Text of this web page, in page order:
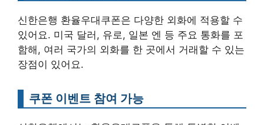
신한은행 환율우대쿠폰은 다양한 외화에 적용할 수
있어요. 미국 달러, 유로, 일본 엔 등 주요 통화를 포
함해, 여러 국가의 외화를 한 곳에서 거래할 수 있는
장점이 있어요.
쿠폰 이벤트 참여 가능